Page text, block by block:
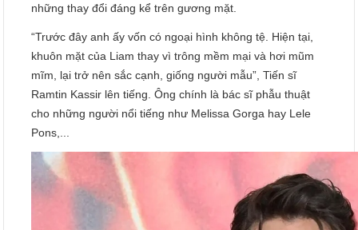
những thay đổi đáng kể trên gương mặt.
“Trước đây anh ấy vốn có ngoại hình không tệ. Hiện tại,
khuôn mặt của Liam thay vì trông mềm mại và hơi mũm
mĩm, lại trở nên sắc cạnh, giống người mẫu”, Tiến sĩ
Ramtin Kassir lên tiếng. Ông chính là bác sĩ phẫu thuật
cho những người nổi tiếng như Melissa Gorga hay Lele
Pons,...